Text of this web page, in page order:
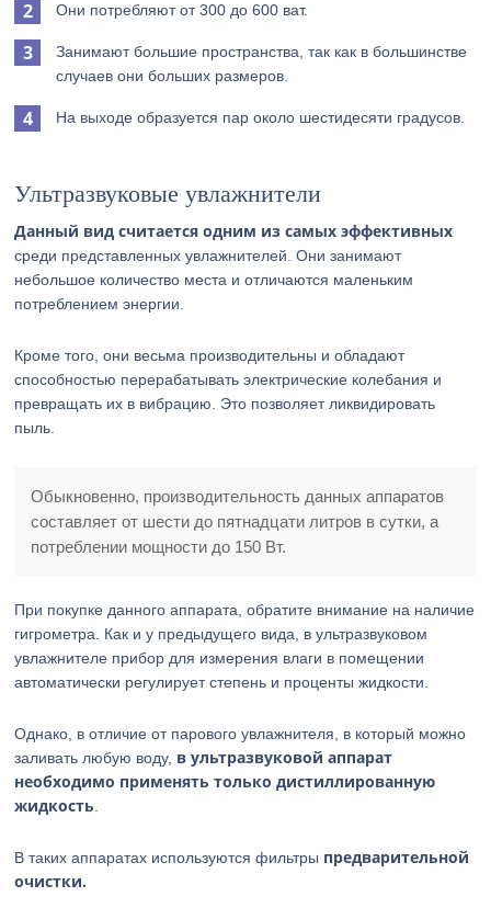
Они потребляют от 300 до 600 ват.
Занимают большие пространства, так как в большинстве
случаев они больших размеров.
На выходе образуется пар около шестидесяти градусов.
Ультразвуковые увлажнители
Данный вид считается одним из самых эффективных
среди представленных увлажнителей. Они занимают
небольшое количество места и отличаются маленьким
потреблением энергии.
Кроме того, они весьма производительны и обладают
способностью перерабатывать электрические колебания и
превращать их в вибрацию. Это позволяет ликвидировать
пыль.
Обыкновенно, производительность данных аппаратов
составляет от шести до пятнадцати литров в сутки, а
потреблении мощности до 150 Вт.
При покупке данного аппарата, обратите внимание на наличие
гигрометра. Как и у предыдущего вида, в ультразвуковом
увлажнителе прибор для измерения влаги в помещении
автоматически регулирует степень и проценты жидкости.
Однако, в отличие от парового увлажнителя, в который можно
заливать любую воду, в ультразвуковой аппарат
необходимо применять только дистиллированную
жидкость
В таких аппаратах используются фильтры предварительной
очистки.